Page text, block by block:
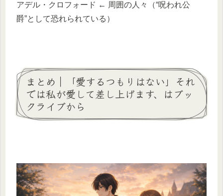
アデル・クロフォード ← 周囲の人々（“呪われ公
爵”として恐れられている）
まとめ｜「愛するつもりはない」それ
では私が愛して差し上げます、はブッ
クライブから